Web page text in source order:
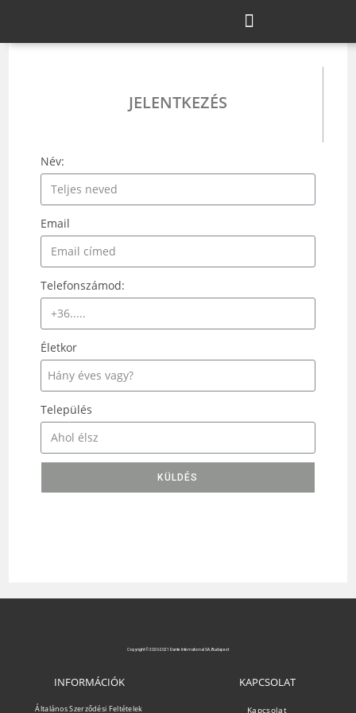
JELENTKEZÉS
Név:
Email
Telefonszámod:
Életkor
Település
KÜLDÉS
Copyright © 2020-2021 Dante International SA, Budapest
INFORMÁCIÓK
Általános Szerződési Feltételek
KAPCSOLAT
Kapcsolat